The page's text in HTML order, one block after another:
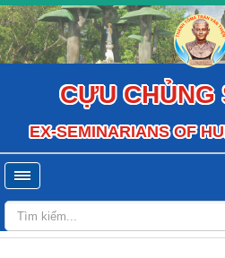
CỰU CHỦNG
EX-SEMINARIANS OF